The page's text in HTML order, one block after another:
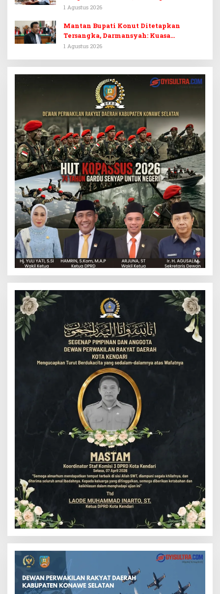
Tersangka Dr. Ruksamin Dinilai
1 Agustus 2026
Mantan Bupati Konut Ditetapkan
Tersangka, Darmansyah: Kuasa
Hukumnya Diduga Kebingungan
1 Agustus 2026